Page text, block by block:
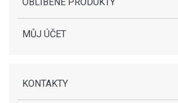
MŮJ ÚČET
KONTAKTY